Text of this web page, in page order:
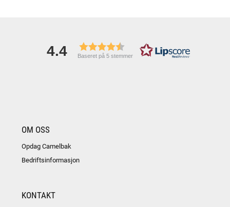
4.4 Baseret på 5 stemmer
OM OSS
Opdag Camelbak
Bedriftsinformasjon
KONTAKT